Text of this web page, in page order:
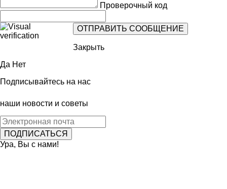
Проверочный код
Закрыть
Да Нет
Подписывайтесь на нас
наши новости и советы
Ура, Вы с нами!